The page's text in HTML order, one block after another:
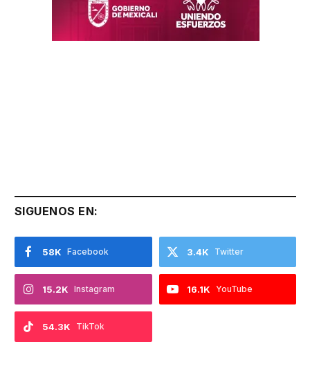
SIGUENOS EN:
Facebook
58K Twitter
3.4K
Instagram
15.2K YouTube
16.1K
TikTok
54.3K